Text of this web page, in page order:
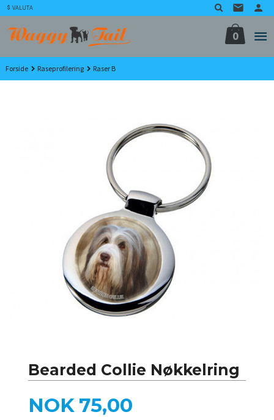
Gå
til
innholdet
VALUTA
0
Forside Raseprofilering Raser B
Bearded Collie Nøkkelring
Tilbud
NOK 75,00